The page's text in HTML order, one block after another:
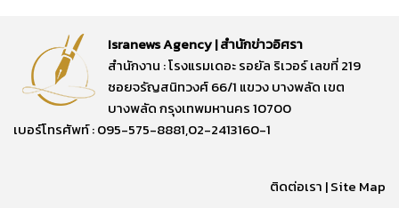
Isranews Agency | สำนักข่าวอิศรา
สำนักงาน : โรงแรมเดอะ รอยัล ริเวอร์ เลขที่ 219
ซอยจรัญสนิทวงศ์ 66/1 แขวง บางพลัด เขต
บางพลัด กรุงเทพมหานคร 10700
เบอร์โทรศัพท์ : 095-575-8881,02-2413160-1
ติดต่อเรา |Site Map